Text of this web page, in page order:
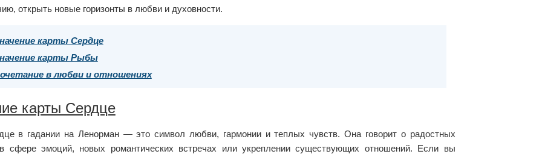
открыть новые горизонты в любви и духовности.
карты Сердце
карты Рыбы
в любви и отношениях
карты Сердце
в гадании на Ленорман — это символ любви, гармонии и теплых чувств. Она говорит о радостных
сфере эмоций, новых романтических встречах или укреплении существующих отношений. Если вы